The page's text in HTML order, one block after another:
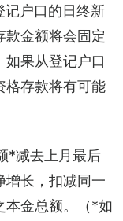
记户口的日终新
款金额将会固定
果从登记户口
格存款将有可能
*减去上月最后
增长，扣减同一
本金总额。（*如